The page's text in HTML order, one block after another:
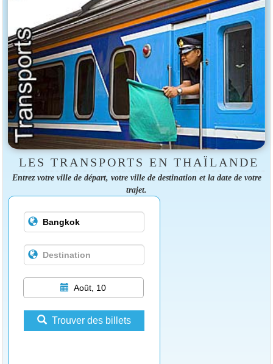
LES TRANSPORTS EN THAÏLANDE
Entrez votre ville de départ, votre ville de destination et la date de votre
trajet.
Août, 10
Trouver des billets